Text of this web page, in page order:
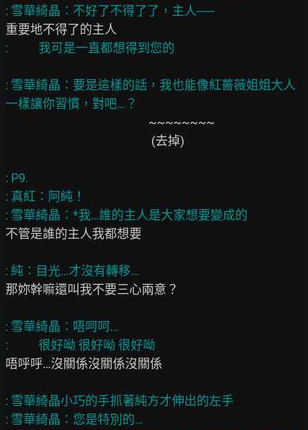
: 雪華綺晶：要是這樣的話，我也能像紅薔薇姐姐大人
: P9.
: 真紅：阿純！
不管是誰的主人我都想要
那妳幹嘛還叫我不要三心兩意？
: 雪華綺晶：唔呵呵…
唔呼呼…沒關係沒關係沒關係
: 雪華綺晶小巧的手抓著純方才伸出的左手
: 雪華綺晶：您是特別的…